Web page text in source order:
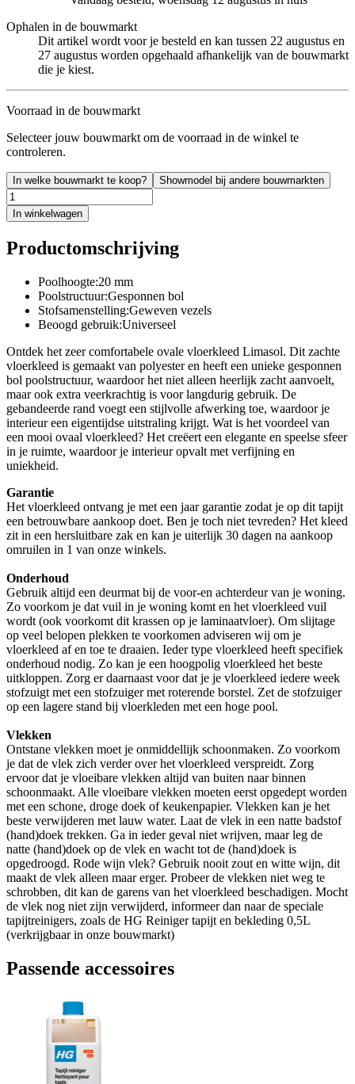
Ophalen in de bouwmarkt
Dit artikel wordt voor je besteld en kan tussen 22 augustus en
27 augustus worden opgehaald afhankelijk van de bouwmarkt
die je kiest.
Voorraad in de bouwmarkt
Selecteer jouw bouwmarkt om de voorraad in de winkel te
controleren.
In welke bouwmarkt te koop? Showmodel bij andere bouwmarkten
In winkelwagen
Productomschrijving
Poolhoogte:20 mm
Poolstructuur:Gesponnen bol
Stofsamenstelling:Geweven vezels
Beoogd gebruik:Universeel
Ontdek het zeer comfortabele ovale vloerkleed Limasol. Dit zachte
vloerkleed is gemaakt van polyester en heeft een unieke gesponnen
bol poolstructuur, waardoor het niet alleen heerlijk zacht aanvoelt,
maar ook extra veerkrachtig is voor langdurig gebruik. De
gebandeerde rand voegt een stijlvolle afwerking toe, waardoor je
interieur een eigentijdse uitstraling krijgt. Wat is het voordeel van
een mooi ovaal vloerkleed? Het creëert een elegante en speelse sfeer
in je ruimte, waardoor je interieur opvalt met verfijning en
uniekheid.
Garantie
Het vloerkleed ontvang je met een jaar garantie zodat je op dit tapijt
een betrouwbare aankoop doet. Ben je toch niet tevreden? Het kleed
zit in een hersluitbare zak en kan je uiterlijk 30 dagen na aankoop
omruilen in 1 van onze winkels.
Onderhoud
Gebruik altijd een deurmat bij de voor-en achterdeur van je woning.
Zo voorkom je dat vuil in je woning komt en het vloerkleed vuil
wordt (ook voorkomt dit krassen op je laminaatvloer). Om slijtage
op veel belopen plekken te voorkomen adviseren wij om je
vloerkleed af en toe te draaien. Ieder type vloerkleed heeft specifiek
onderhoud nodig. Zo kan je een hoogpolig vloerkleed het beste
uitkloppen. Zorg er daarnaast voor dat je je vloerkleed iedere week
stofzuigt met een stofzuiger met roterende borstel. Zet de stofzuiger
op een lagere stand bij vloerkleden met een hoge pool.
Vlekken
Ontstane vlekken moet je onmiddellijk schoonmaken. Zo voorkom
je dat de vlek zich verder over het vloerkleed verspreidt. Zorg
ervoor dat je vloeibare vlekken altijd van buiten naar binnen
schoonmaakt. Alle vloeibare vlekken moeten eerst opgedept worden
met een schone, droge doek of keukenpapier. Vlekken kan je het
beste verwijderen met lauw water. Laat de vlek in een natte badstof
(hand)doek trekken. Ga in ieder geval niet wrijven, maar leg de
natte (hand)doek op de vlek en wacht tot de (hand)doek is
opgedroogd. Rode wijn vlek? Gebruik nooit zout en witte wijn, dit
maakt de vlek alleen maar erger. Probeer de vlekken niet weg te
schrobben, dit kan de garens van het vloerkleed beschadigen. Mocht
de vlek nog niet zijn verwijderd, informeer dan naar de speciale
tapijtreinigers, zoals de HG Reiniger tapijt en bekleding 0,5L
(verkrijgbaar in onze bouwmarkt)
Passende accessoires